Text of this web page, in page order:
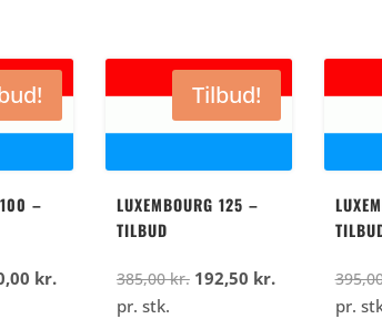
2.840,00
kr..
er:
1.420,00
kr..
100 –
kr.Den
aktuelle
Tilbud!
LUXEMBOURG 125 –
TILBUD
385,00kr. Den
192,50 kr.Den
aktuelle
pr. stk. pr.